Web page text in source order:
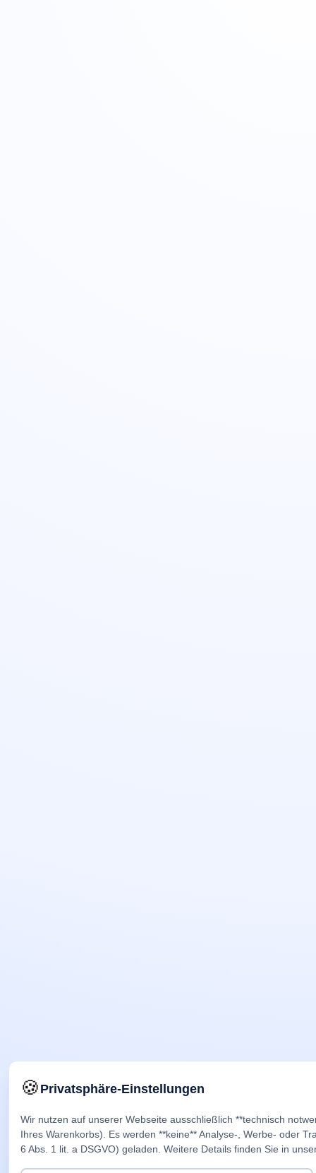
🍪Privatsphäre-Einstellungen
Wir nutzen auf unserer Webseite ausschließlich **technisch
Ihres Warenkorbs). Es werden **keine** Analyse-, Werbe- oder
6 Abs. 1 lit. a DSGVO) geladen. Weitere Details finden Sie in